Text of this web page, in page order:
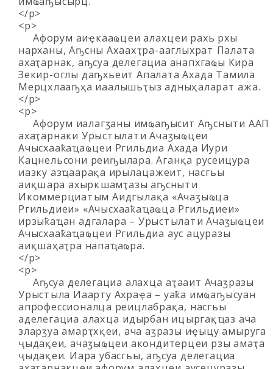
</p>
<p>
Афорум аиҿкааҩцәеи алахәцәеи рахь рхы
нарханы, Аҧсны Ахәаахәҭра-ааглыхратә Палата
ахаҭарнак, аҧсуа делегациа анапхгаҩы Кира
Зекир-оглы даҧхьеит Апалата Ахада Тамила
Мерцхәлааҧҳа иаалышьҭыз адныҳәаларатә ажәа.
</p>
<p>
Афорум иалагӡаны имҩаҧысит Аҧснытәи ААП
ахаҭарнаки Урыстәылатәи Ачаӡыҩцәеи
Ачысхааҟаҵаҩцәеи Ргильдиа Ахада Иури
Кацнельсони реиҧылара. Аганқәа русеицура
иазку азҵаарақәа ирылацәажәеит, насгьы
аиқәшәара ахыркәшамҭазы аҧснытәи
Икоммерциатәым Аидгылақәа «Ачаӡыҩцәа
Ргильдиеи» «Ачысхааҟаҵаҩцәа Ргильдиеи»
ирзыҟаҵан адгалара – Урыстәылатәи Ачаӡыҩцәеи
Ачысхааҟаҵаҩцәеи Ргильдиа аус ацуразы
аиқәшаҳаҭра напаҵаҩра.
</p>
<p>
Аҧсуа делегациа алахәцәа аҭааит Ачаӡразы
Урыстәыла Иаарту Ахраҿа – уаҟа имҩаҧысуан
апрофессионалцәа реицлабрақәа, насгьы
аделегациа алахәцәа идырбан ицәыргақәҵаз ача
зларӡуа амарҭхәқәеи, ача аӡразы иҿыцу амыруга
ҷыдақәеи, ачаӡыҩцәеи акондитерцәеи рзы амаҭәа
ҷыдақәеи. Иара убасгьы, аҧсуа делегациа